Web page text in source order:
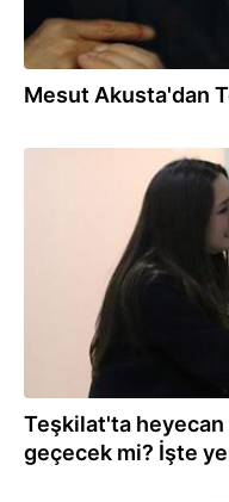
Mesut Akusta'dan
Teşkilat'ta heyecan
geçecek mi? İşte